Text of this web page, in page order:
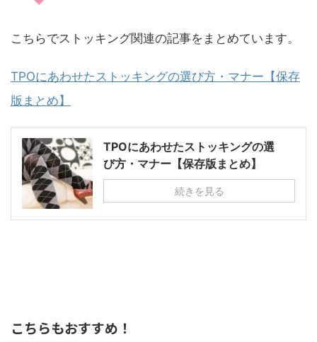
こちらでストッキング関連の記事をまとめています。
TPOにあわせたストッキングの選び方・マナー【保存
版まとめ】
TPOにあわせたストッキングの選
び方・マナー【保存版まとめ】
続きを見る
こちらもおすすめ！